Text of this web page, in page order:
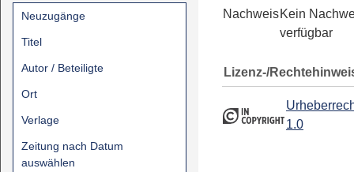
Neuzugänge
Titel
Autor / Beteiligte
Ort
Verlage
Zeitung nach Datum
auswählen
NachweisKein
verfügbar
Lizenz-/
1.0